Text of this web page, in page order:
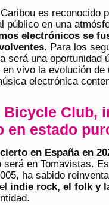
es reconocido
público en una
electrónicos se
. Para los
será una oportunidad
vivo la evolución de
electrónica
Bicycle Club,
en estado
en Españaen
será en Tomavistas.
ha sabido
indie rock, el folk y